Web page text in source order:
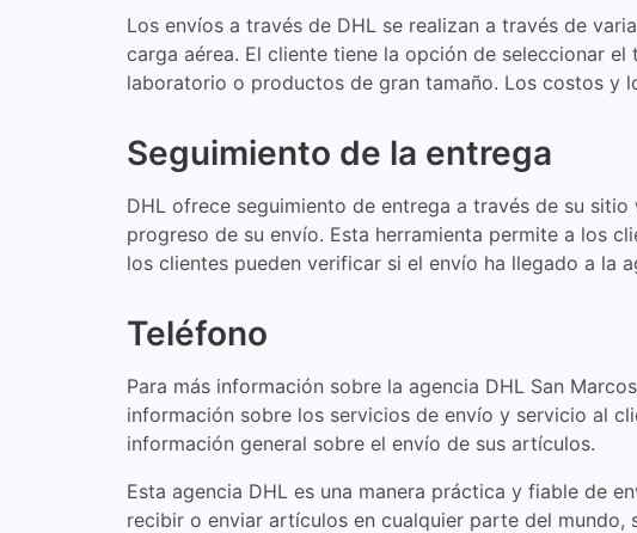
Los envíos a través de DHL se realizan a través de
carga aérea. El cliente tiene la opción de seleccionar
laboratorio o productos de gran tamaño. Los costos y
Seguimiento de la entrega
DHL ofrece seguimiento de entrega a través de su
progreso de su envío. Esta herramienta permite a los
los clientes pueden verificar si el envío ha llegado a la
Teléfono
Para más información sobre la agencia DHL San
información sobre los servicios de envío y servicio al
información general sobre el envío de sus artículos.
Esta agencia DHL es una manera práctica y fiable de
recibir o enviar artículos en cualquier parte del